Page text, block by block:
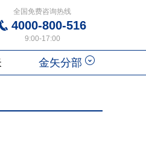
全国免费咨询热线
4000-800-516
9:00-17:00
金矢分部